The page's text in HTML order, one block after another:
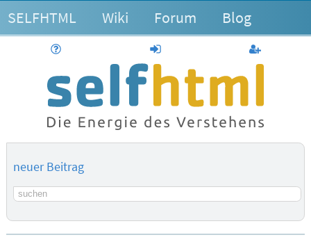
SELFHTML Wiki Forum Blog
anmelden
neuer Beitrag
Suchbegriff